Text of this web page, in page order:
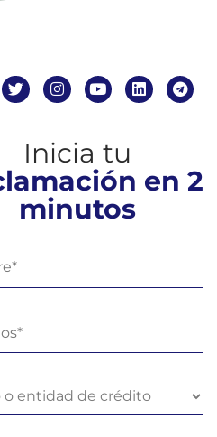
Inicia tu
en 2
minutos